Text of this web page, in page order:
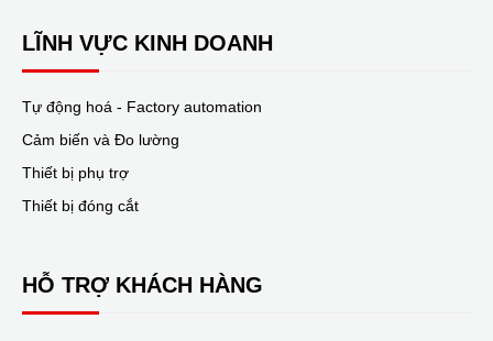
LĨNH VỰC KINH DOANH
Tự động hoá - Factory automation
Cảm biến và Đo lường
Thiết bị phụ trợ
Thiết bị đóng cắt
HỖ TRỢ KHÁCH HÀNG